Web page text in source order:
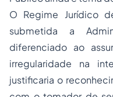
O Regime Jurídico
submetida a
diferenciado ao
irregularidade na
justificaria o